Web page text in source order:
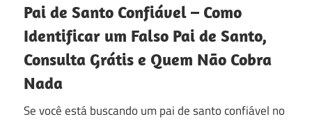
Pai de Santo Confiável – Como
Identificar um Falso Pai de Santo,
Consulta Grátis e Quem Não Cobra
Nada
Se você está buscando um pai de santo confiável no